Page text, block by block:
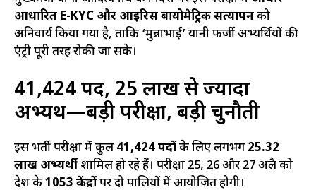
आधारित E-KYC और आइरिस बायोमेट्रिक सत्यापनको
अनिवार्य किया गया है, ताकि ‘मुन्नाभाई’ यानी फर्जी अभ्यर्थियों की
एंट्री पूरी तरह रोकी जा सके।
41,424 पद, 25 लाख से ज्यादा
अभ्यर्थी—बड़ी परीक्षा, बड़ी चुनौती
इस भर्ती परीक्षा में कुल 41,424 पदोंके लिए लगभग 25.32
लाख अभ्यर्थीशामिल हो रहे हैं। परीक्षा 25, 26 और 27 अप्रैल को
प्रदेश के1053 केंद्रोंपर दो पालियों में आयोजित होगी।